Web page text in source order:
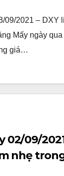
09/2021 – DXY
Mấy ngày
giá…
02/09/
nhẹ